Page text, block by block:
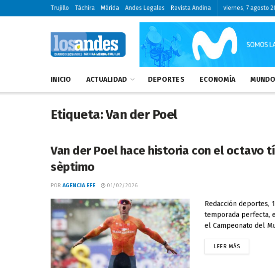
Trujillo Táchira Mérida Andes Legales Revista Andina viernes, 7 agosto
INICIO ACTUALIDAD DEPORTES ECONOMÍA MUNDO
Etiqueta:Van der Poel
Van der Poel hace historia con el octavo
sèptimo
POR AGENCIA EFE 01/02/2026
Redacción deportes,
temporada perfecta,
el Campeonato del
LEER MÁS